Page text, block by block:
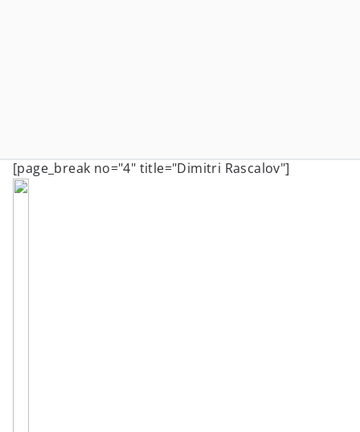
[page_break no="4" title="Dimitri Rascalov"]